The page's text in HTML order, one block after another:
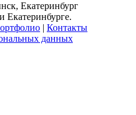
Екатеринбург
Екатеринбурге.
| Контакты
данных